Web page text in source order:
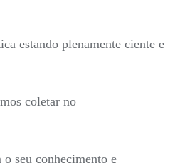
estando plenamente ciente e
coletar no
seu conhecimento e